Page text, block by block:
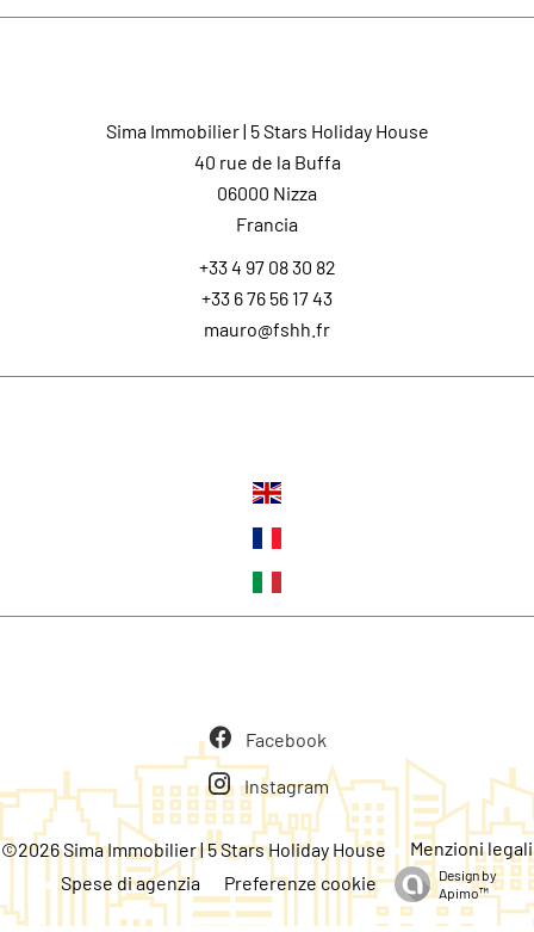
Sima Immobilier | 5 Stars Holiday House
40 rue de la Buffa
06000 Nizza
Francia
+33 4 97 08 30 82
+33 6 76 56 17 43
mauro@fshh.fr
Facebook
Instagram
©2026 Sima Immobilier | 5 Stars Holiday House
Menzioni legali
Spese di agenzia
Preferenze cookie
Design by
Apimo™